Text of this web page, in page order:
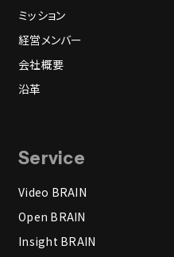
ミッション
経営メンバー
会社概要
沿革
Service
Video BRAIN
Open BRAIN
Insight BRAIN